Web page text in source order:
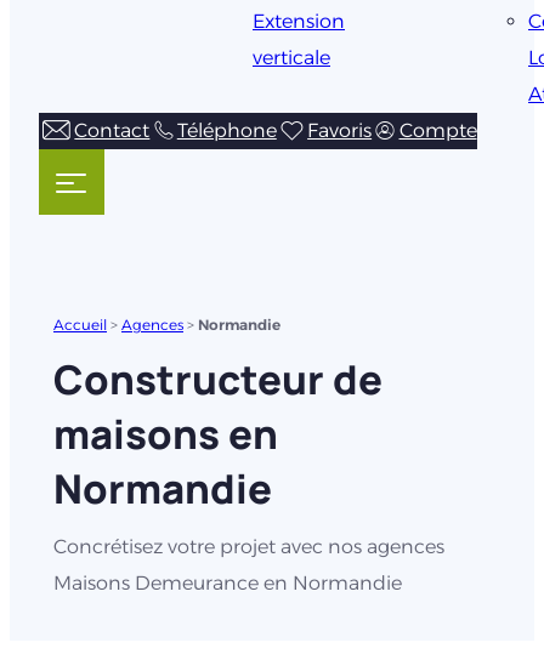
Extension
verticale
Contact
Téléphone Favoris Compte
Accueil > Agences > Normandie
Constructeur de
maisons en
Normandie
Concrétisez votre projet avec nos agences
Maisons Demeurance en Normandie